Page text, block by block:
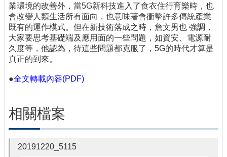
業環境的改善外，當5G新科技進入了食衣住行育樂時，也
會改變人類生活所有面向，也意味著會衝擊許多傳統產業
既有的運作模式。但在新技術落成之時，詹文男也 強調，
大家要思考基礎端及應用面的一些問題，如資安、電源耐
久度等，他認為，待這些問題都克服了，5G的時代才算是
真正的到來。
●全文轉載內容(PDF)
相關檔案
20191220_5115